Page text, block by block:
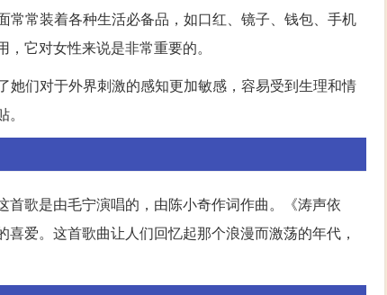
常装着各种生活必备品，如口红、镜子、钱包、手机
它对女性来说是非常重要的。
们对于外界刺激的感知更加敏感，容易受到生理和情
歌是由毛宁演唱的，由陈小奇作词作曲。《涛声依
爱。这首歌曲让人们回忆起那个浪漫而激荡的年代，